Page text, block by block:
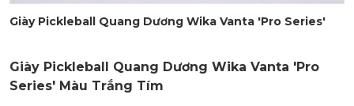
Giày Pickleball Quang Dương Wika Vanta 'Pro Series'
Giày Pickleball Quang Dương Wika Vanta 'Pro
Series' Màu Trắng Tím